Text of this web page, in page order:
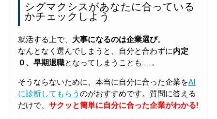
シグマクシスがあなたに合っている
かチェックしよう
就活する上で、 大事になるのは企業選び。
なんとなく選んでしまうと、自分と合わずに内定
０、早期退職となってしまうことも……。
そうならないために、本当に自分に合った企業をAI
に診断してもらう のがおすすめです。質問に答える
だけで、 サクッと簡単に自分に合った企業がわかる!